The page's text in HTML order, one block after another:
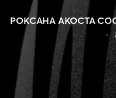
РОКСАНА АКОСТА